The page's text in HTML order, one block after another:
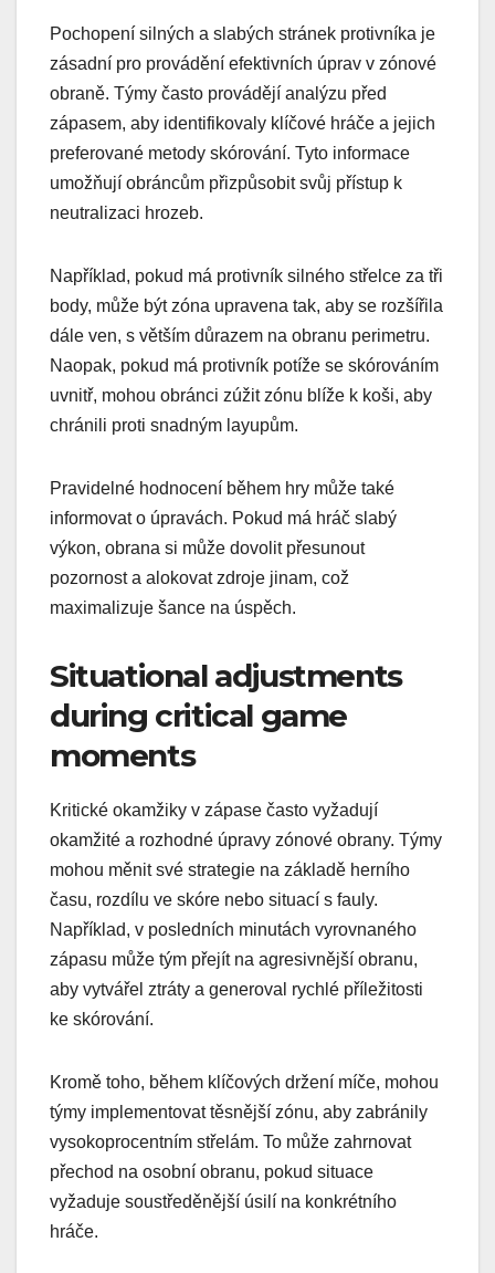
Pochopení silných a slabých stránek protivníka je
zásadní pro provádění efektivních úprav v zónové
obraně. Týmy často provádějí analýzu před
zápasem, aby identifikovaly klíčové hráče a jejich
preferované metody skórování. Tyto informace
umožňují obráncům přizpůsobit svůj přístup k
neutralizaci hrozeb.
Například, pokud má protivník silného střelce za tři
body, může být zóna upravena tak, aby se rozšířila
dále ven, s větším důrazem na obranu perimetru.
Naopak, pokud má protivník potíže se skórováním
uvnitř, mohou obránci zúžit zónu blíže k koši, aby
chránili proti snadným layupům.
Pravidelné hodnocení během hry může také
informovat o úpravách. Pokud má hráč slabý
výkon, obrana si může dovolit přesunout
pozornost a alokovat zdroje jinam, což
maximalizuje šance na úspěch.
Situational adjustments
during critical game
moments
Kritické okamžiky v zápase často vyžadují
okamžité a rozhodné úpravy zónové obrany. Týmy
mohou měnit své strategie na základě herního
času, rozdílu ve skóre nebo situací s fauly.
Například, v posledních minutách vyrovnaného
zápasu může tým přejít na agresivnější obranu,
aby vytvářel ztráty a generoval rychlé příležitosti
ke skórování.
Kromě toho, během klíčových držení míče, mohou
týmy implementovat těsnější zónu, aby zabránily
vysokoprocentním střelám. To může zahrnovat
přechod na osobní obranu, pokud situace
vyžaduje soustředěnější úsilí na konkrétního
hráče.